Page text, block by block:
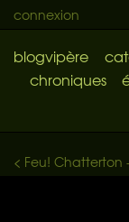
connexion
blogvipère
chroniques
< Feu!